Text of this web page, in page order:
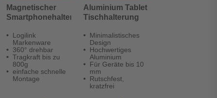
Magnetischer
Smartphonehalter
Logilink
Markenware
360° drehbar
Tragkraft bis zu
800g
einfache schnelle
Montage
Aluminium Tablet
Tischhalterung
Minimalistisches
Design
Hochwertiges
Aluminium
Für Geräte bis 10
mm
Rutschfest,
kratzfrei